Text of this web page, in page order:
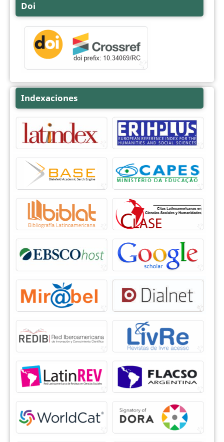
Doi
Indexaciones